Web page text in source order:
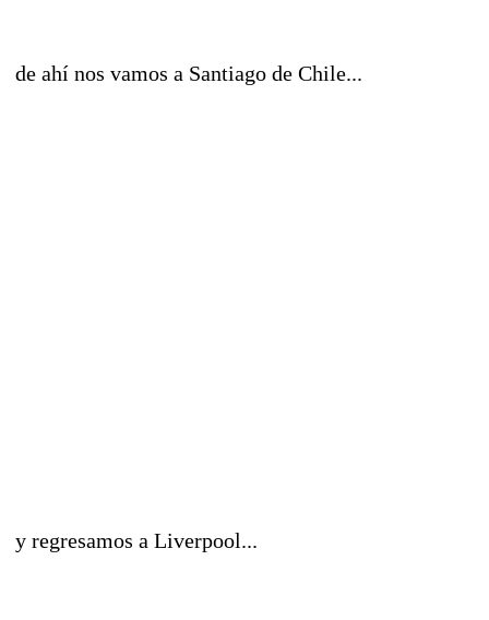
de ahí nos vamos a Santiago de Chile...
y regresamos a Liverpool...